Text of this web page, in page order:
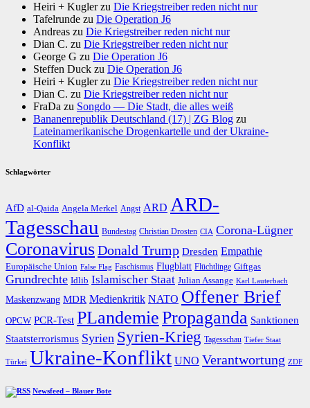
Heiri + Kuglerzu Die Kriegstreiber reden nicht nur
Tafelrunde zu Die Operation J6
Andreas zu Die Kriegstreiber reden nicht nur
Dian C. zu Die Kriegstreiber reden nicht nur
George G zu Die Operation J6
Steffen Duck zu Die Operation J6
Heiri + Kuglerzu Die Kriegstreiber reden nicht nur
Dian C. zu Die Kriegstreiber reden nicht nur
FraDa zu Songdo — Die Stadt, die alles weiß
Bananenrepublik Deutschland (17) | ZG Blog zu
Lateinamerikanische Drogenkartelle und der Ukraine-
Konflikt
Schlagwörter
AfD al-Qaida Angela Merkel Angst ARD ARD-
Tagesschau Bundestag Christian Drosten CIA Corona-Lügner
CoronavirusDonald Trump Dresden Empathie
Europäische Union False Flag Faschismus Flugblatt Flüchtlinge Giftgas
Grundrechte Idlib Islamischer Staat Julian Assange Karl Lauterbach
Maskenzwang MDR Medienkritik NATO Offener Brief
OPCW PCR-Test PLandemiePropaganda Sanktionen
Staatsterrorismus Syrien Syrien-Krieg Tagesschau Tiefer Staat
Türkei Ukraine-Konflikt UNO Verantwortung ZDF
Newsfeed – Blauer Bote